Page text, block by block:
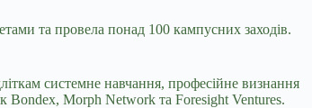
та провела понад 100 кампусних заходів.
системне навчання, професійне визнання
Bondex, Morph Network та Foresight Ventures.